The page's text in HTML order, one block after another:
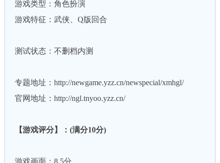
游戏类型：角色扮演
游戏特征：武侠、Q版回合
测试状态：不删档内测
专题地址：http://newgame.yzz.cn/newspecial/xmhgl/
官网地址：http://ngl.tnyoo.yzz.cn/
【游戏评分】：(满分10分)
游戏画面：8.5分